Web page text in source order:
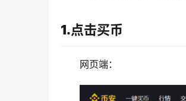
1.点击买币
网页端：